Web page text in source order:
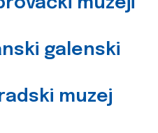
galenski
muzej